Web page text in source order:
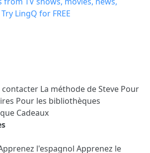
contacter La méthode de Steve Pour
Pour les bibliothèques
Cadeaux
l'espagnol Apprenez le